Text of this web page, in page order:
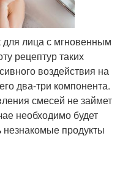
лица с мгновенным
рецептур таких
воздействия на
два-три компонента.
смесей не займет
необходимо будет
незнакомые продукты